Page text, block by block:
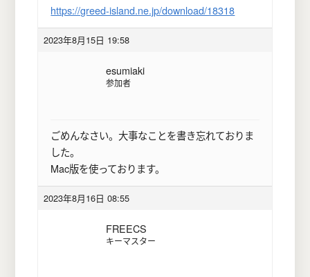
https://greed-island.ne.jp/download/18318
2023年8月15日 19:58
esumiaki
参加者
ごめんなさい。大事なことを書き忘れておりま
した。
Mac版を使っております。
2023年8月16日 08:55
FREECS
キーマスター